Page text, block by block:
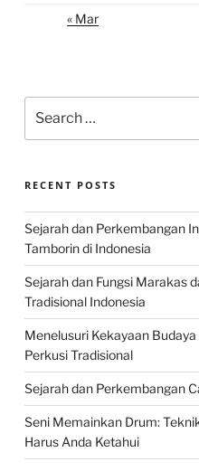
« Mar
for:
RECENT POSTS
Sejarah dan Perkembangan
Tamborin di Indonesia
Sejarah dan Fungsi Marakas
Tradisional Indonesia
Menelusuri Kekayaan
Perkusi Tradisional
Sejarah dan Perkembangan
Seni Memainkan Drum:
Harus Anda Ketahui